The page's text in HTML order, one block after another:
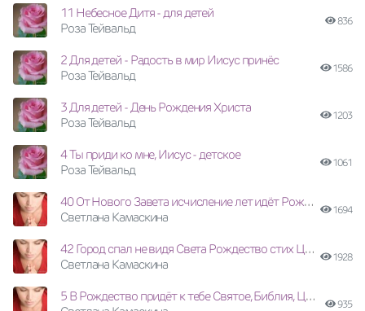
11 Небесное Дитя - для детей
Роза Тейвальд
836
2 Для детей - Радость в мир Иисус принёс
Роза Тейвальд
1586
3 Для детей - День Рождения Христа
Роза Тейвальд
1203
4 Ты приди ко мне, Иисус - детское
Роза Тейвальд
1061
40 От Нового Завета исчисление лет идёт Рождество стих Церкви ХВЕ
Светлана Камаскина
1694
42 Город спал не видя Света Рождество стих Церкви Пятидесятников
Светлана Камаскина
1928
5 В Рождество придёт к тебе Святое, Библия, ЦХВЕ
935